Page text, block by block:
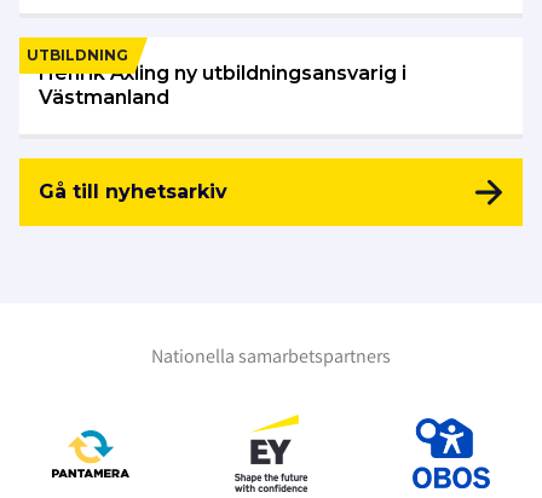
UTBILDNING
Henrik Axling ny utbildningsansvarig i
Västmanland
Gå till nyhetsarkiv
Nationella samarbetspartners